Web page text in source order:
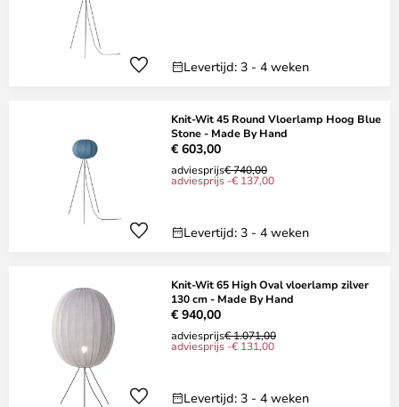
Levertijd: 3 - 4 weken
Knit-Wit 45 Round Vloerlamp Hoog Blue
Stone - Made By Hand
€ 603,00
adviesprijs€ 740,00
adviesprijs -€ 137,00
Levertijd: 3 - 4 weken
Knit-Wit 65 High Oval vloerlamp zilver
130 cm - Made By Hand
€ 940,00
adviesprijs€ 1.071,00
adviesprijs -€ 131,00
Levertijd: 3 - 4 weken